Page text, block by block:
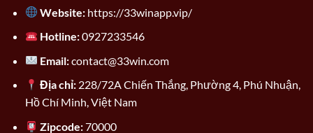
Website: https://33winapp.vip/
Hotline:0927233546
Email:contact@33win.com
Địa chỉ: 228/72A Chiến Thắng, Phường 4, Phú Nhuận,
Hồ Chí Minh, Việt Nam
Zipcode:70000